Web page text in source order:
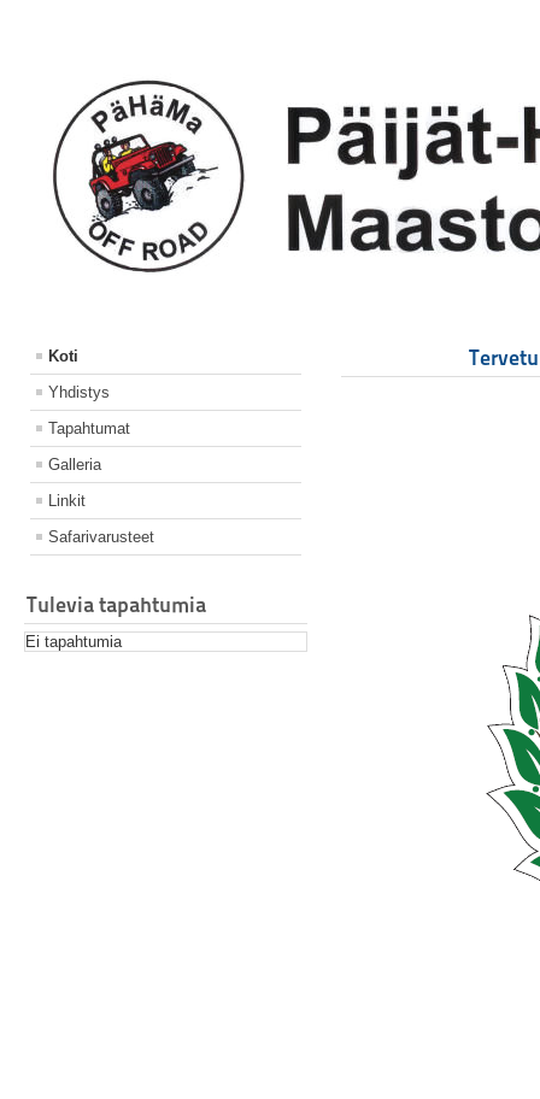
Koti
Yhdistys
Tapahtumat
Galleria
Linkit
Safarivarusteet
Tulevia tapahtumia
Ei tapahtumia